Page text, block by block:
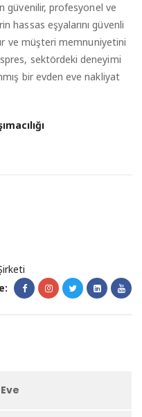
güvenilir, profesyonel ve
hassas eşyalarını güvenli
ve müşteri memnuniyetini
sektördeki deneyimi
bir evden eve nakliyat